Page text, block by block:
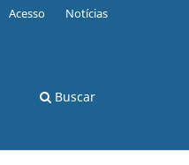
Buscar
Acesso Notícias